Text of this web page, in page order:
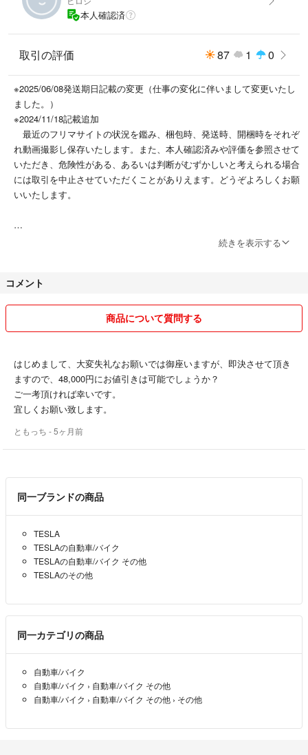
本人確認済
取引の評価 87 1 0
※2025/06/08発送期日記載の変更（仕事の変化に伴いまして変更いたし
ました。）
※2024/11/18記載追加
最近のフリマサイトの状況を鑑み、梱包時、発送時、開梱時をそれぞ
れ動画撮影し保存いたします。また、本人確認済みや評価を参照させて
いただき、危険性がある、あるいは判断がむずかしいと考えられる場合
には取引を中止させていただくことがありえます。どうぞよろしくお願
いいたします。
・値下げ交渉は行っておりません。（メッセージでの細かな対応ができ
・できるだけ早く（2-3日以内に）発送出来るよう心がけますが、仕事
の都合上、場合によっては発送まで1週間のお時間をいただいていま
す。梱包は簡易梱包を基本としております。
・喫煙無し、ペット飼育無しです。
最後までプロフィールをご覧頂きましてありがとうございました。どう
ぞよろしくお願いいたします。
続きを表示する
コメント
商品について質問する
はじめまして、大変失礼なお願いでは御座いますが、即決させて頂き
ますので、48,000円にお値引きは可能でしょうか？
ご一考頂ければ幸いです。
宜しくお願い致します。
ともっち - 5ヶ月前
同一ブランドの商品
TESLA
TESLAの自動車/バイク
TESLAの自動車/バイク その他
TESLAのその他
同一カテゴリの商品
自動車/バイク
自動車/バイク › 自動車/バイク その他
自動車/バイク › 自動車/バイク その他 › その他